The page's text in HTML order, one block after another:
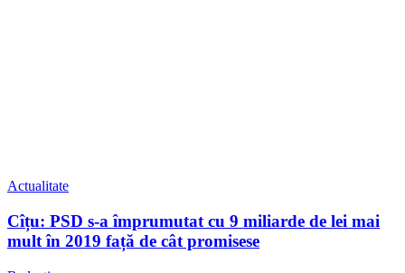
Actualitate
Cîțu: PSD s-a împrumutat cu 9 miliarde de lei mai
mult în 2019 față de cât promisese